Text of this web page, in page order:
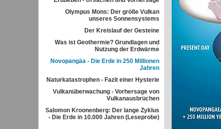
Olympus Mons: Der größe Vulkan
unseres Sonnensystems
Der Kreislauf der Gesteine
Was ist Geothermie? Grundlagen und
Nutzung der Erdwärme
Novopangäa - Die Erde in 250 Millionen
Jahren
Naturkatastrophen - Fazit einer Hysterie
Vulkanüberwachung - Vorhersage von
Vulkanausbrüchen
Salomon Kroonenberg: Der lange Zyklus
- Die Erde in 10.000 Jahren (Leseprobe)